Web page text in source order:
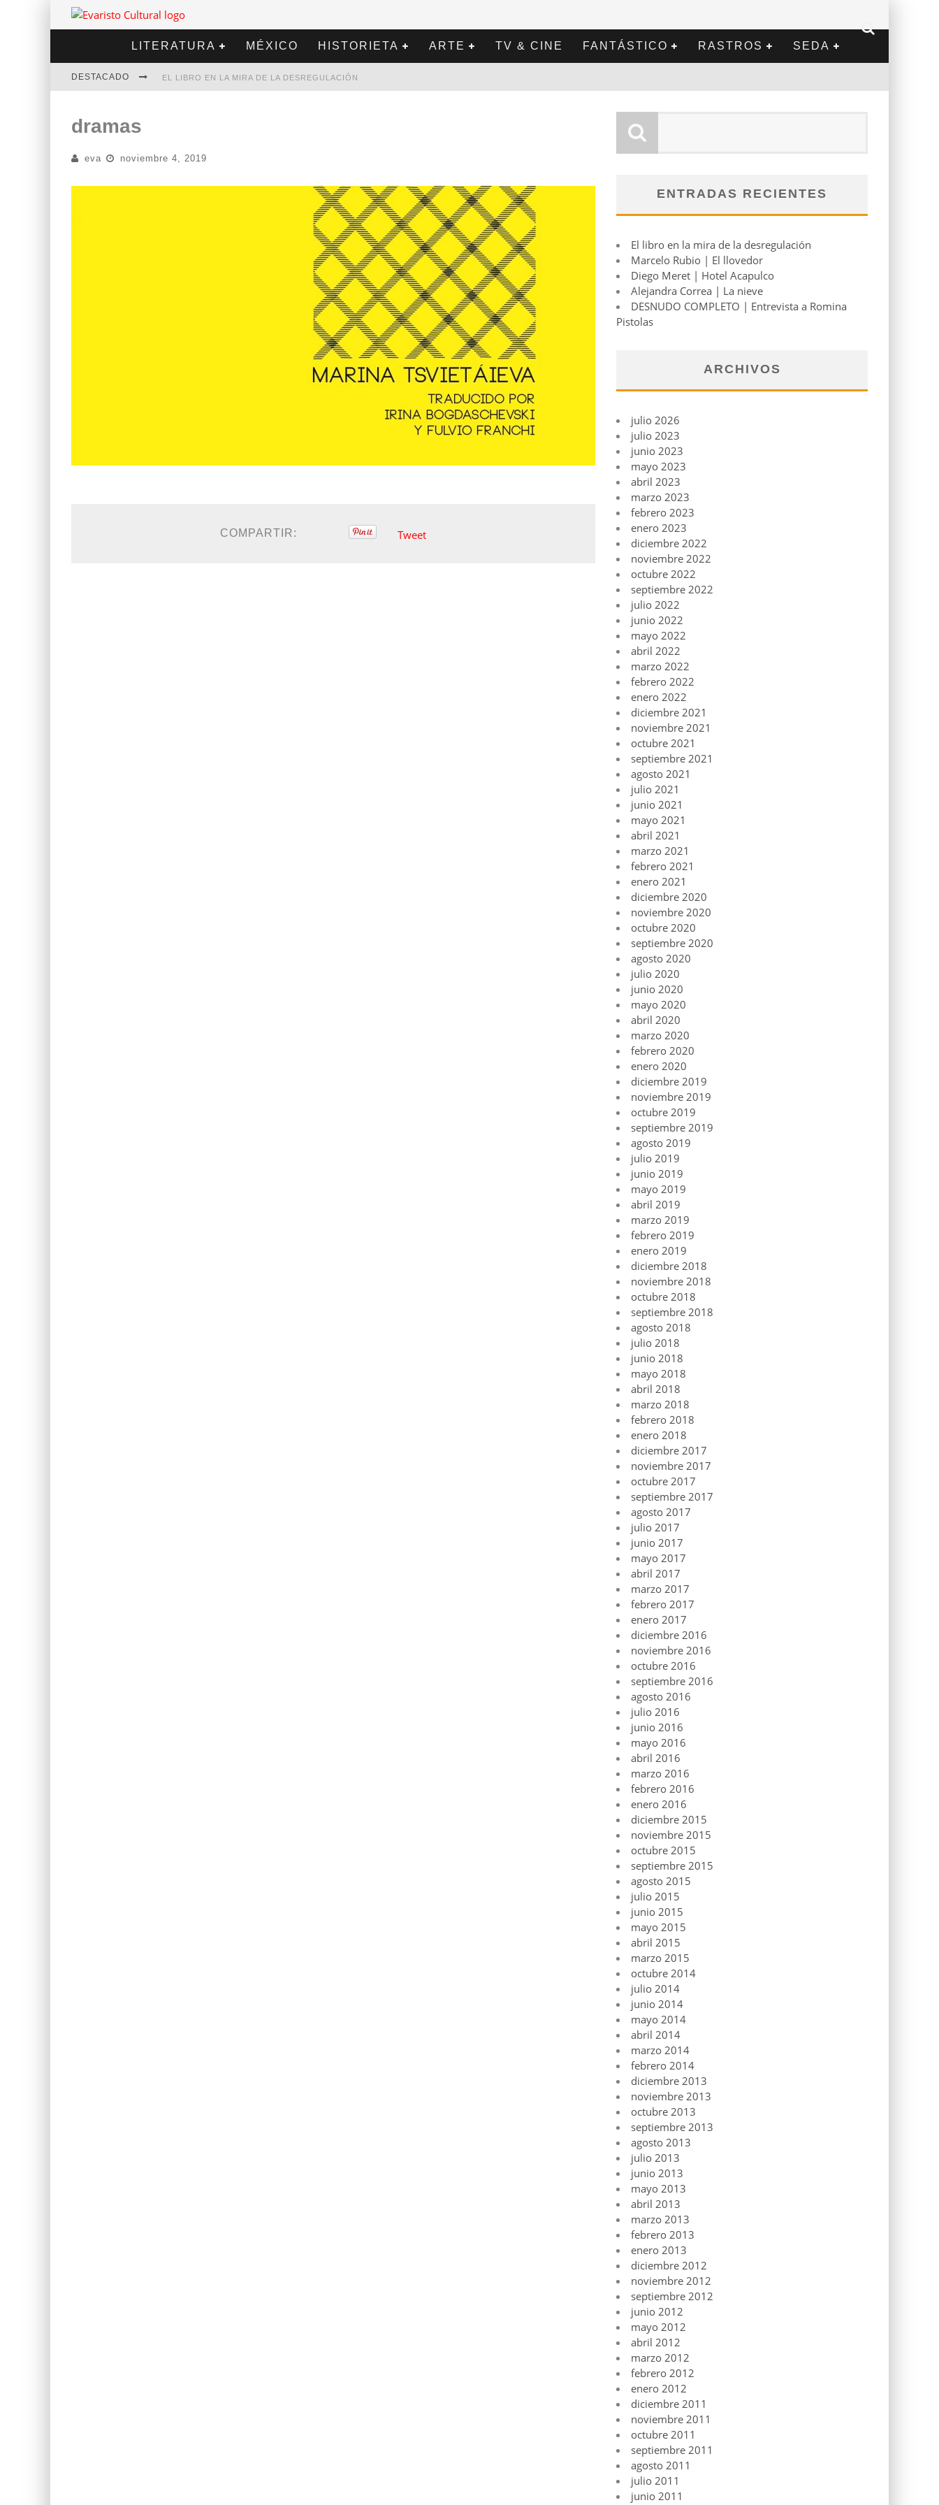
LITERATURA MÉXICO HISTORIETA ARTE TV & CINE FANTÁSTICO RASTROS SEDA
DESTACADO EL LIBRO EN LA MIRA DE LA DESREGULACIÓN
ALEJANDRA CORREA | LA NIEVE
dramas
eva noviembre 4, 2019
COMPARTIR: Tweet
ENTRADAS RECIENTES
El libro en la mira de la desregulación
Marcelo Rubio | El llovedor
Diego Meret | Hotel Acapulco
Alejandra Correa | La nieve
DESNUDO COMPLETO | Entrevista a Romina
Pistolas
ARCHIVOS
julio 2026
julio 2023
junio 2023
mayo 2023
abril 2023
marzo 2023
febrero 2023
enero 2023
diciembre 2022
noviembre 2022
octubre 2022
septiembre 2022
julio 2022
junio 2022
mayo 2022
abril 2022
marzo 2022
febrero 2022
enero 2022
diciembre 2021
noviembre 2021
octubre 2021
septiembre 2021
agosto 2021
julio 2021
junio 2021
mayo 2021
abril 2021
marzo 2021
febrero 2021
enero 2021
diciembre 2020
noviembre 2020
octubre 2020
septiembre 2020
agosto 2020
julio 2020
junio 2020
mayo 2020
abril 2020
marzo 2020
febrero 2020
enero 2020
diciembre 2019
noviembre 2019
octubre 2019
septiembre 2019
agosto 2019
julio 2019
junio 2019
mayo 2019
abril 2019
marzo 2019
febrero 2019
enero 2019
diciembre 2018
noviembre 2018
octubre 2018
septiembre 2018
agosto 2018
julio 2018
junio 2018
mayo 2018
abril 2018
marzo 2018
febrero 2018
enero 2018
diciembre 2017
noviembre 2017
octubre 2017
septiembre 2017
agosto 2017
julio 2017
junio 2017
mayo 2017
abril 2017
marzo 2017
febrero 2017
enero 2017
diciembre 2016
noviembre 2016
octubre 2016
septiembre 2016
agosto 2016
julio 2016
junio 2016
mayo 2016
abril 2016
marzo 2016
febrero 2016
enero 2016
diciembre 2015
noviembre 2015
octubre 2015
septiembre 2015
agosto 2015
julio 2015
junio 2015
mayo 2015
abril 2015
marzo 2015
octubre 2014
julio 2014
junio 2014
mayo 2014
abril 2014
marzo 2014
febrero 2014
diciembre 2013
noviembre 2013
octubre 2013
septiembre 2013
agosto 2013
julio 2013
junio 2013
mayo 2013
abril 2013
marzo 2013
febrero 2013
enero 2013
diciembre 2012
noviembre 2012
septiembre 2012
junio 2012
mayo 2012
abril 2012
marzo 2012
febrero 2012
enero 2012
diciembre 2011
noviembre 2011
octubre 2011
septiembre 2011
agosto 2011
julio 2011
junio 2011